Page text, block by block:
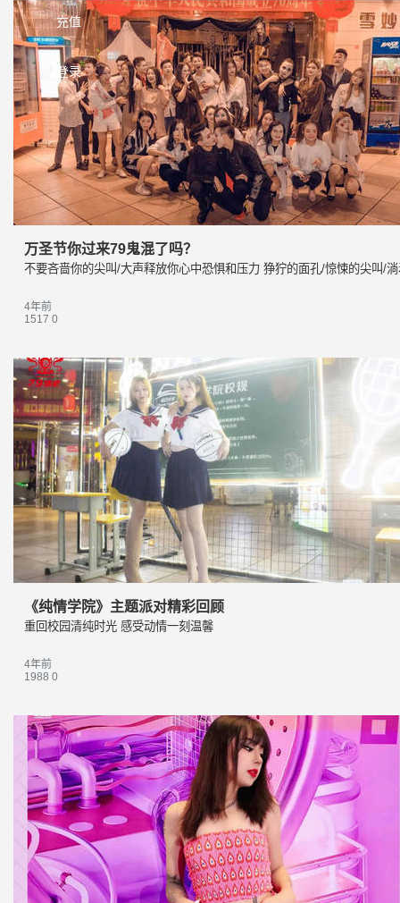
充值
登录
万圣节你过来79鬼混了吗？
不要吝啬你的尖叫/大声释放你心中恐惧和压力 狰狞的面孔/惊悚的尖叫/
4年前
1517 0
《纯情学院》主题派对精彩回顾
重回校园清纯时光 感受动情一刻温馨
4年前
1988 0